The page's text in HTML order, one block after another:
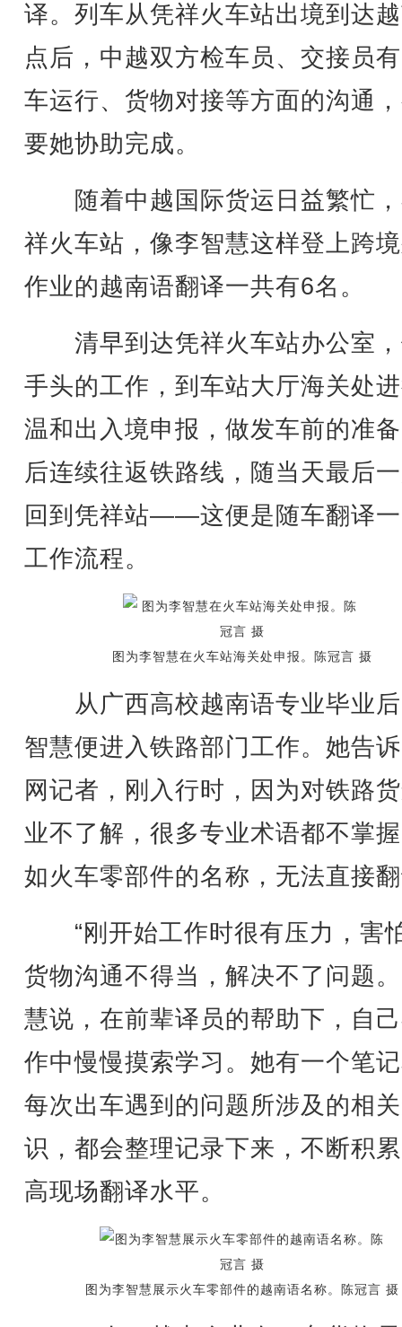
译。列车从凭祥火车站出境到达
点后，中越双方检车员、交接员
车运行、货物对接等方面的沟通
要她协助完成。
随着中越国际货运日益繁忙
祥火车站，像李智慧这样登上跨
作业的越南语翻译一共有6名。
清早到达凭祥火车站办公室
手头的工作，到车站大厅海关处
温和出入境申报，做发车前的准
后连续往返铁路线，随当天最后
回到凭祥站——这便是随车翻译
工作流程。
图为李智慧在火车站海关处申报。陈冠言 摄
从广西高校越南语专业毕业
智慧便进入铁路部门工作。她告
网记者，刚入行时，因为对铁路
业不了解，很多专业术语都不掌
如火车零部件的名称，无法直接
“刚开始工作时很有压力，害
货物沟通不得当，解决不了问题
慧说，在前辈译员的帮助下，自
作中慢慢摸索学习。她有一个笔
每次出车遇到的问题所涉及的相
识，都会整理记录下来，不断积
高现场翻译水平。
图为李智慧展示火车零部件的越南语名称。陈冠言 摄